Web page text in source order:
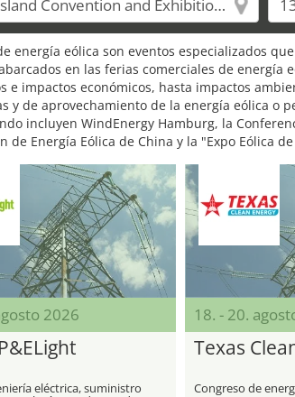
energía eólica son eventos especializados
en las ferias comerciales de
e impactos económicos, hasta impactos
y de aprovechamiento de la energía eólica o
incluyen WindEnergy Hamburg, la
de Energía Eólica de China y la "Expo Eólica
2026
eléctrica, suministro
18. - 20.
Texas
Congreso de